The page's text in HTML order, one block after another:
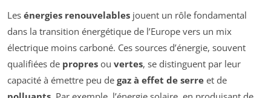
Les énergies renouvelables jouent un rôle fondamental
dans la transition énergétique de l’Europe vers un mix
électrique moins carboné. Ces sources d’énergie, souvent
qualifiées de propres ou vertes, se distinguent par leur
capacité à émettre peu de gaz à effet de serre et de